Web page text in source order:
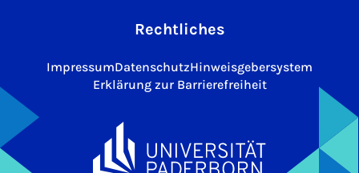
Rechtliches
ImpressumDatenschutzHinweisgebersystem
Erklärung zur Barrierefreiheit